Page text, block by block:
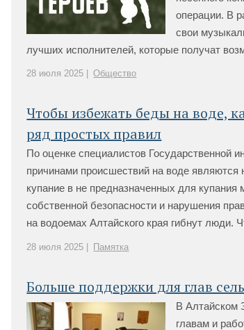
операции. В
свои
лучших исполнителей, которые получат
28 июля 2025 | Общество
Чтобы избежать беды на воде,
ряд простых правил
По оценке специалистов Государственной
причинами происшествий на воде являются
купание в не предназначенных для купания
собственной безопасности и нарушения
на водоемах Алтайского края гибнут люди.
28 июля 2025 | Памятка
Больше поддержки для глав
В Алтайском
главам и